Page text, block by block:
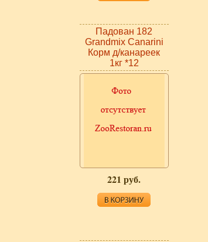
Падован 182
Grandmix Canarini
Корм д/канареек
1кг *12
221 руб.